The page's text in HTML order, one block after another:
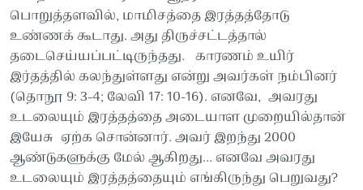
பொறுத்தளவில், மாமிசத்தை இரத்தத்தோடு
உண்ணக் கூடாது. அது திருச்சட்டத்தால்
தடைசெய்யப்பட்டிருந்தது. காரணம் உயிர்
இர்தத்தில் கலந்துள்ளது என்று அவர்கள் நம்பினர்
(தொநூ 9: 3-4; லேவி 17: 10-16). எனவே, அவரது
உடலையும் இரத்தத்தை அடையாள முறையில்தான்
இயேசு ஏற்க சொன்னார். அவர் இறந்து 2000
ஆண்டுகளுக்கு மேல் ஆகிறது... எனவே அவரது
உடலையும் இரத்தத்தையும் எங்கிருந்து பெறுவது?